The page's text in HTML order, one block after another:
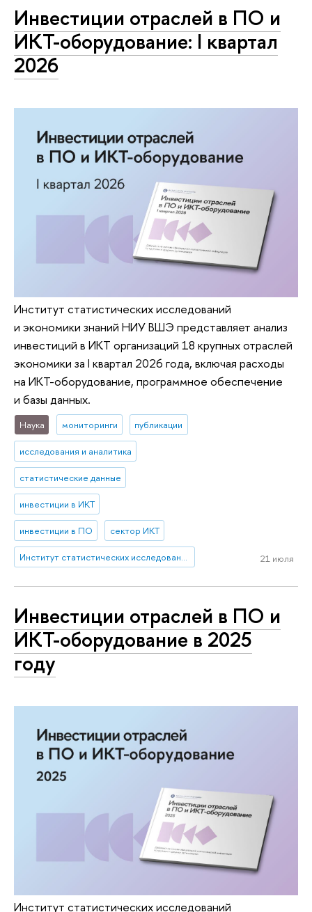
Инвестиции отраслей в ПО и
ИКТ-оборудование: I квартал
2026
Институт статистических исследований
и экономики знаний НИУ ВШЭ представляет анализ
инвестиций в ИКТ организаций 18 крупных отраслей
экономики за I квартал 2026 года, включая расходы
на ИКТ-оборудование, программное обеспечение
и базы данных.
Наука мониторинги публикации
исследования и аналитика
статистические данные
инвестиции в ИКТ
инвестиции в ПО сектор ИКТ
Институт статистических исследований и экономики знаний 21 июля
Инвестиции отраслей в ПО и
ИКТ-оборудование в 2025
году
Институт статистических исследований